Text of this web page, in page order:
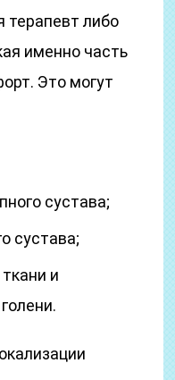
терапевт либо
именно часть
Это могут
сустава;
сустава;
и